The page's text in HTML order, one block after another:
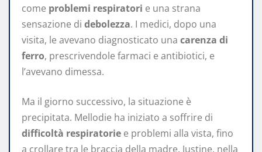
come problemi respiratori e una strana
sensazione di debolezza. I medici, dopo una
visita, le avevano diagnosticato una carenza di
ferro, prescrivendole farmaci e antibiotici, e
l’avevano dimessa.
Ma il giorno successivo, la situazione è
precipitata. Mellodie ha iniziato a soffrire di
difficoltà respiratorie e problemi alla vista, fino
a crollare tra le braccia della madre, Justine, nella